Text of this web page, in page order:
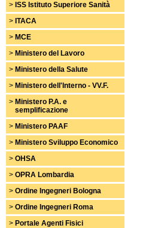
> ISS Istituto Superiore Sanità
> ITACA
> MCE
> Ministero del Lavoro
> Ministero della Salute
> Ministero dell'Interno - VV.F.
> Ministero P.A. e
semplificazione
> Ministero PAAF
> Ministero Sviluppo Economico
> OHSA
> OPRA Lombardia
> Ordine Ingegneri Bologna
> Ordine Ingegneri Roma
> Portale Agenti Fisici